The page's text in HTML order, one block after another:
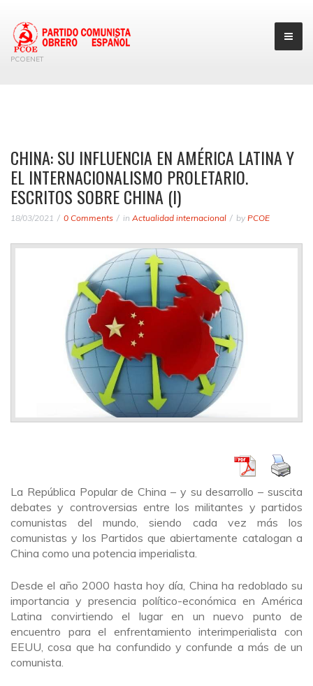
PCOENET
CHINA: SU INFLUENCIA EN AMÉRICA LATINA Y
EL INTERNACIONALISMO PROLETARIO.
ESCRITOS SOBRE CHINA (I)
18/03/2021 0 Comments in Actualidad internacional by PCOE
La República Popular de China – y su desarrollo – suscita
debates y controversias entre los militantes y partidos
comunistas del mundo, siendo cada vez más los
comunistas y los Partidos que abiertamente catalogan a
China como una potencia imperialista.
Desde el año 2000 hasta hoy día, China ha redoblado su
importancia y presencia político-económica en América
Latina convirtiendo el lugar en un nuevo punto de
encuentro para el enfrentamiento interimperialista con
EEUU, cosa que ha confundido y confunde a más de un
comunista.